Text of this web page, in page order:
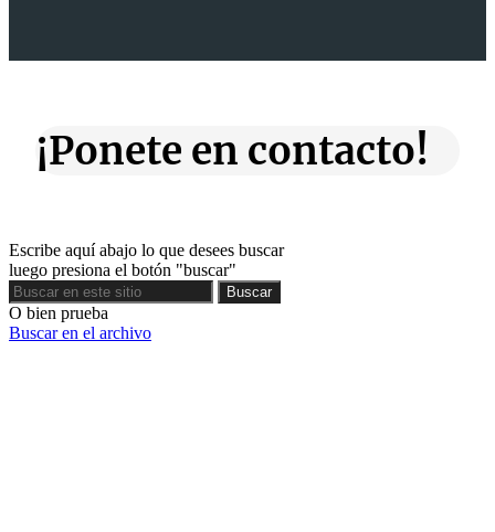
¡Ponete en contacto!
Escribe aquí abajo lo que desees buscar
luego presiona el botón "buscar"
Buscar
Buscar
O bien prueba
Buscar en el archivo